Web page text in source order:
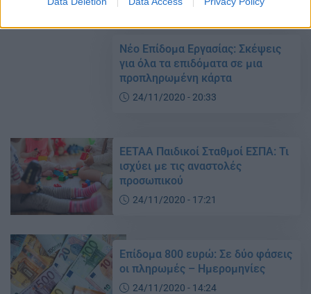
Νέο Επίδομα Εργασίας: Σκέψεις
για όλα τα επιδόματα σε μια
προπληρωμένη κάρτα
24/11/2020 - 20:33
ΕΕΤΑΑ Παιδικοί Σταθμοί ΕΣΠΑ: Τι
ισχύει με τις αναστολές
προσωπικού
24/11/2020 - 17:21
Επίδομα 800 ευρώ: Σε δύο φάσεις
οι πληρωμές – Ημερομηνίες
24/11/2020 - 14:24